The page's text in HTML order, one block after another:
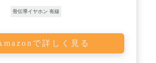
骨伝導イヤホン 有線
で詳しく見る